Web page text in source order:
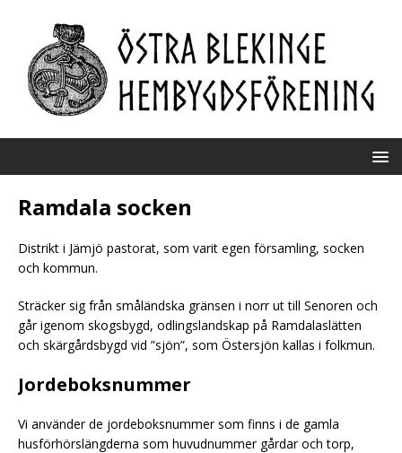
Ramdala socken
Distrikt i Jämjö pastorat, som varit egen församling, socken
och kommun.
Sträcker sig från småländska gränsen i norr ut till Senoren och
går igenom skogsbygd, odlingslandskap på Ramdalaslätten
och skärgårdsbygd vid ”sjön”, som Östersjön kallas i folkmun.
Jordeboksnummer
Vi använder de jordeboksnummer som finns i de gamla
husförhörslängderna som huvudnummer gårdar och torp,